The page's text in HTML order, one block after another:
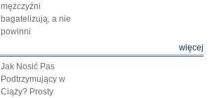
mężczyźni
bagatelizują, a nie
powinni
więcej
Jak Nosić Pas
Podtrzymujący w
Ciąży? Prosty